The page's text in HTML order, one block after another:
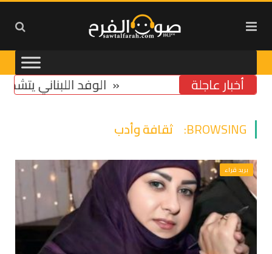
أخبار عاجلة الوفد اللبناني يتشدد
BROWSING: ثقافة وأدب
بريد قراء